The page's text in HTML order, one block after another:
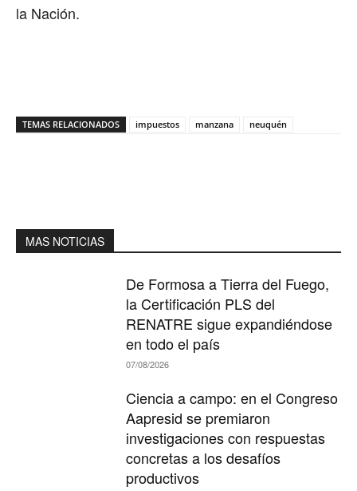
la Nación.
TEMAS RELACIONADOS impuestos manzana neuquén
MAS NOTICIAS
De Formosa a Tierra del Fuego,
la Certificación PLS del
RENATRE sigue expandiéndose
en todo el país
07/08/2026
Ciencia a campo: en el Congreso
Aapresid se premiaron
investigaciones con respuestas
concretas a los desafíos
productivos